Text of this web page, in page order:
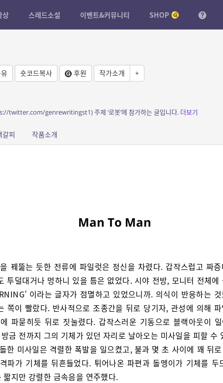
상 스레드소설 이벤트&커뮤니티 SHOP
숏코드복사 후원 작가소개 +
twitter.com/genrewritingst1) 주제 ‘로봇’에 참가하는 글입니다. 더보기
갈피 작품소개
Man To Man
꿰뚫는 듯한 전류에 파일럿은 정신을 차렸다. 갑작스럽고 짜
투덜대거나 멍하니 있을 틈은 없었다. 시야 전방, 모니터 전체에
이라는 글자가 점멸하고 있었으니까. 의식이 반응하는
쪽이 빨랐다. 반사적으로 조종간을 뒤로 당기자, 관성에 의해
파묻히듯 뒤로 짓눌렸다. 갑작스러운 기동으로 블랙아웃이
금 전까지 그의 기체가 있던 자리로 날아오는 미사일을 피할 수
한 미사일은 격렬한 폭발을 일으켰고, 불과 몇 초 사이에 꽤 뒤
파가 기체를 뒤흔들었다. 튀어나온 파편과 돌멩이가 기체를 두
짧지만 강렬한 금속음을 연주했다.